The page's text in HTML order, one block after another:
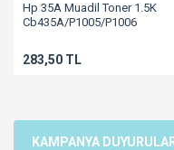
Hp 35A Muadil Toner 1.5K
Cb435A/P1005/P1006
283,50 TL
KAMPANYA